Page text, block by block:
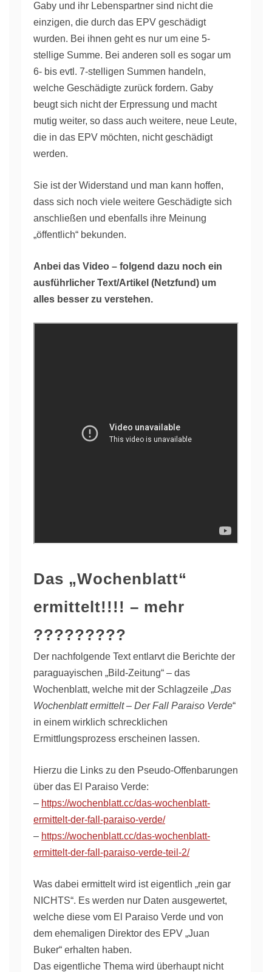
Gaby und ihr Lebenspartner sind nicht die
einzigen, die durch das EPV geschädigt
wurden. Bei ihnen geht es nur um eine 5-
stellige Summe. Bei anderen soll es sogar um
6- bis evtl. 7-stelligen Summen handeln,
welche Geschädigte zurück fordern. Gaby
beugt sich nicht der Erpressung und macht
mutig weiter, so dass auch weitere, neue Leute,
die in das EPV möchten, nicht geschädigt
werden.
Sie ist der Widerstand und man kann hoffen,
dass sich noch viele weitere Geschädigte sich
anschließen und ebenfalls ihre Meinung
„öffentlich“ bekunden.
Anbei das Video – folgend dazu noch ein
ausführlicher Text/Artikel (Netzfund) um
alles besser zu verstehen.
Das „Wochenblatt“
ermittelt!!!! – mehr
?????????
Der nachfolgende Text entlarvt die Berichte der
paraguayischen „Bild-Zeitung“ – das
Wochenblatt, welche mit der Schlagzeile „Das
Wochenblatt ermittelt – Der Fall Paraiso Verde“
in einem wirklich schrecklichen
Ermittlungsprozess erscheinen lassen.
Hierzu die Links zu den Pseudo-Offenbarungen
über das El Paraiso Verde:
– https://wochenblatt.cc/das-wochenblatt-
ermittelt-der-fall-paraiso-verde/
– https://wochenblatt.cc/das-wochenblatt-
ermittelt-der-fall-paraiso-verde-teil-2/
Was dabei ermittelt wird ist eigentlich „rein gar
NICHTS“. Es werden nur Daten ausgewertet,
welche diese vom El Paraiso Verde und von
dem ehemaligen Direktor des EPV „Juan
Buker“ erhalten haben.
Das eigentliche Thema wird überhaupt nicht